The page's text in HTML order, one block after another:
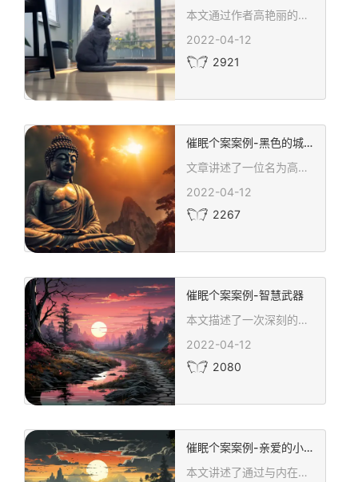
本文通过作者高艳丽的视，讲述了使用中医整合催眠技术帮助一位十几岁孩子释放压抑情绪的过程。文章深入探讨了青少年在学校和家庭环遇到的挑战，以及这些挑战如何影响他们的内心世界。通过情绪释放，孩子感到了显著的轻松和改善。文章强调了作为教育者和父母，给予孩子更多的理解、接纳和支持的重要性，并倡导成为他们成长道路上的温泉，静待花开，显现出对青少年心理健康的深切关怀和理解。
2022-04-12
2921
催眠个案案例-黑色的城堡
文章讲述了一位名为高艳丽的心理辅导师如何通过专业的心理辅导帮助一位高中生克服了由早年经历的创伤引起的抑郁症状。通过深入的心理咨询和中医整合催眠技术，孩子逐渐克服了内心的恐惧和焦虑，恢复了正常的学习和生活。文章深刻揭示了心理问题背后的家庭和社会因素，强调了面对青春期心理问题时，专业的心理支持和家庭的理解与支持的重要性。
2022-04-12
2267
催眠个案案例-智慧武器
本文描述了一次深刻的心理催眠治疗经历，作者高艳丽通过催眠技术引导受催眠者接触内在的潜意识，使用智慧老人给予的“智慧武器”来化解内心的愤怒和委屈。文章展示了治疗过程中的静默等待、情绪的宣泄和自我调整，以及通过天人合一的量子治疗法达到心灵的平和与治愈。本文强调了每个人内在解决问题的能力，以及作为治疗师的陪伴和等待的重要性
2022-04-12
2080
催眠个案案例-亲爱的小孩
本文讲述了通过与内在小孩对话的心理治愈旅程，展现了自我接纳和成长的重要性。作者高艳丽以温柔的笔触引导读者探索自己内心深处的小孩，通过情感的释放和治愈，实现内在力量的增长和自我爱的实践。文章深刻揭示了每个人内心的成长需求，以及拥抱和接纳自己的重要性，鼓励读者活出更加幸福和真实的自己。